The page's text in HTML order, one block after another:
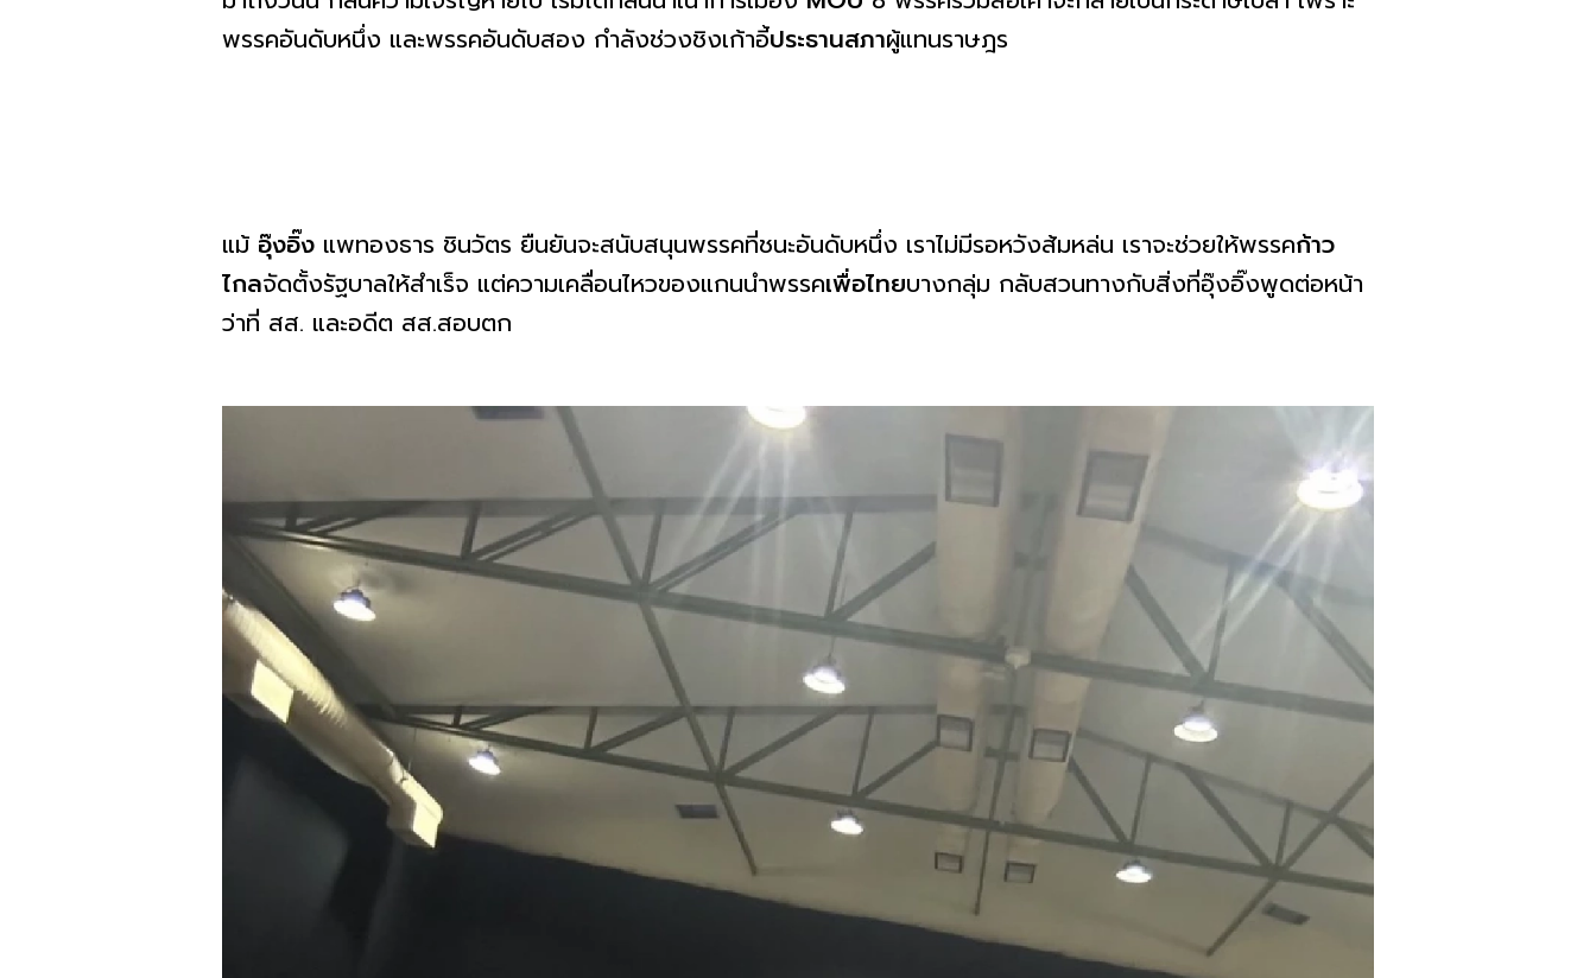
พรรคอันดับหนึ่ง และพรรคอันดับสอง กำลังช่วงชิงเก้าอี้ประธานสภาผู้แทนราษฎร
แม้ อุ๊งอิ๊ง แพทองธาร ชินวัตร ยืนยันจะสนับสนุนพรรคที่ชนะอันดับหนึ่ง เราไม่มีรอหวังส้มหล่น เราจะช่วยให้พรรคก้าว
ไกลจัดตั้งรัฐบาลให้สำเร็จ แต่ความเคลื่อนไหวของแกนนำพรรคเพื่อไทยบางกลุ่ม กลับสวนทางกับสิ่งที่อุ๊งอิ๊งพูดต่อหน้า
ว่าที่ สส. และอดีต สส.สอบตก